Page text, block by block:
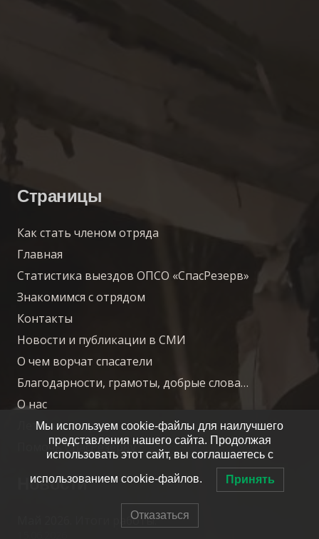
Страницы
Как стать членом отряда
Главная
Статистика выездов ОПСО «СпасРезерв»
Знакомимся с отрядом
Контакты
Новости и публикации в СМИ
О чем ворчат спасатели
Благодарности, грамоты, добрые слова…
О нас
Летопись отряда
Помочь СпасРезерву
Новости
Май 2026. Итоги работы.
Мы используем cookie-файлы для наилучшего
представления нашего сайта. Продолжая
использовать этот сайт, вы соглашаетесь с
использованием cookie-файлов. Принять
Отказаться